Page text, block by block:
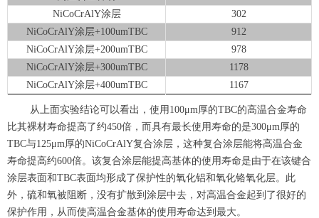
NiCoCrAlY涂层
302
NiCoCrAlY涂层+100umTBC
912
NiCoCrAlY涂层+200umTBC
978
NiCoCrAlY涂层+300umTBC
1178
NiCoCrAlY涂层+400umTBC 1167
从上面实验结论可以看出，使用100μm厚的TBC的高温合金寿命
比其裸材寿命提高了约450倍，而具有最长使用寿命的是300μm厚的
TBC与125μm厚的NiCoCrAlY复合涂层，这种复合涂层能将高温合金
寿命提高约600倍。该复合涂层能提高基体的使用寿命是由于在该键合
涂层表面和TBC表面均形成了保护性的氧化铝和氧化铬氧化层。此
外，硫和氧被阻断，没有扩散到涂层中去，对高温合金起到了很好的
保护作用，从而使高温合金基体的使用寿命达到最大。